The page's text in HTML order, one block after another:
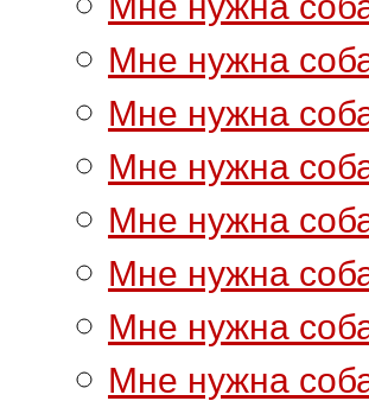
Мне нужна
Мне нужна
Мне нужна
Мне нужна
Мне нужна
Мне нужна
Мне нужна